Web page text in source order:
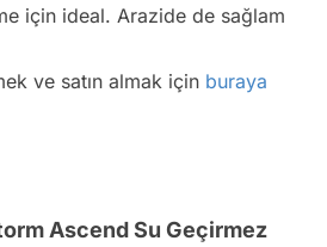
için ideal. Arazide de sağlam
ve satın almak için buraya
Ascend Su Geçirmez